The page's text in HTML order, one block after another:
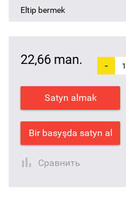
Eltip bermek
22,66 man. -
Satyn almak
Bir basyşda satyn al
Сравнить